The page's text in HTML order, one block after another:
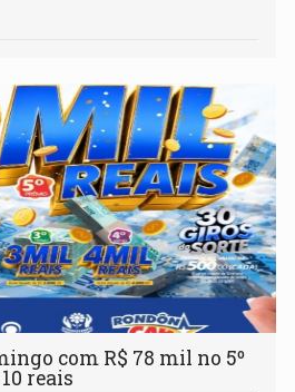
com R$ 78 mil no 5º
reais